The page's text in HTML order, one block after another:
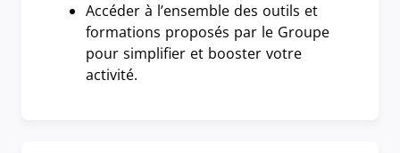
Accéder à l’ensemble des outils et
formations proposés par le Groupe
pour simplifier et booster votre
activité.